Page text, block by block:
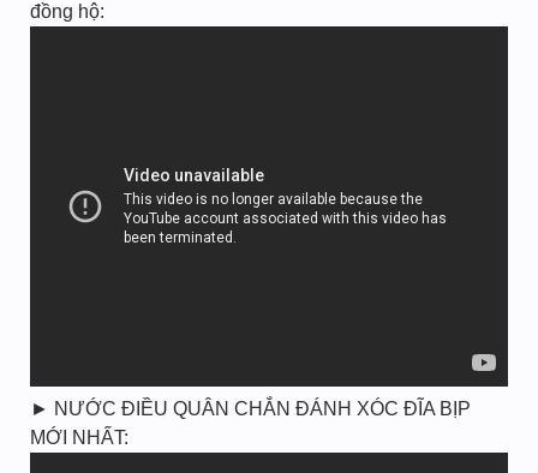
đồng hộ:
► NƯỚC ĐIỀU QUÂN CHẮN ĐÁNH XÓC ĐĨA BỊP
MỚI NHẤT: